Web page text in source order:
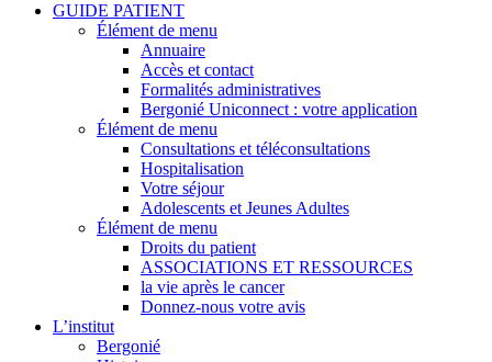
GUIDE PATIENT
Élément de menu
Annuaire
Accès et contact
Formalités administratives
Bergonié Uniconnect : votre application
Élément de menu
Consultations et téléconsultations
Hospitalisation
Votre séjour
Adolescents et Jeunes Adultes
Élément de menu
Droits du patient
ASSOCIATIONS ET RESSOURCES
la vie après le cancer
Donnez-nous votre avis
L’institut
Bergonié